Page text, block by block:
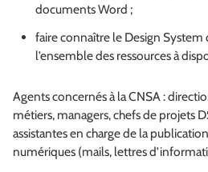
documents Word ;
faire connaître le Design System
l’ensemble des ressources à
Agents concernés à la CNSA :
métiers, managers, chefs de projets
assistantes en charge de la
numériques (mails, lettres